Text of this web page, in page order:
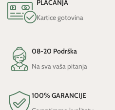
PLAĆANJA
Kartice gotovina
08-20 Podrška
Na sva vaša pitanja
100% GARANCIJE